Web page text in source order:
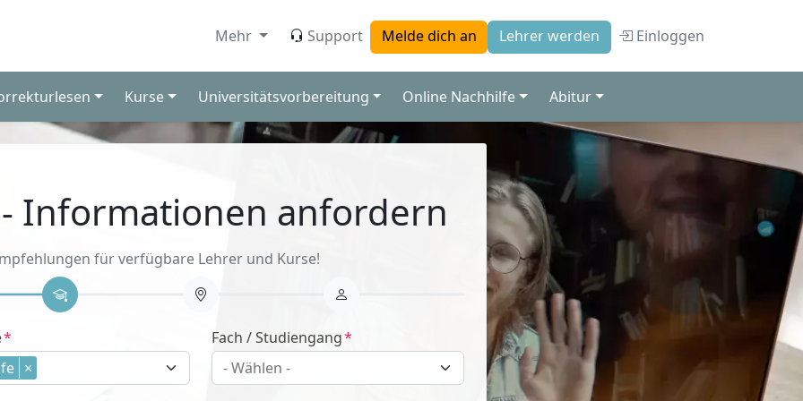
Mehr Support Melde dich an Lehrer werden Einloggen
Kurse Universitätsvorbereitung Online Nachhilfe Abitur
Informationen anfordern
für verfügbare Lehrer und Kurse!
×
Fach / Studiengang